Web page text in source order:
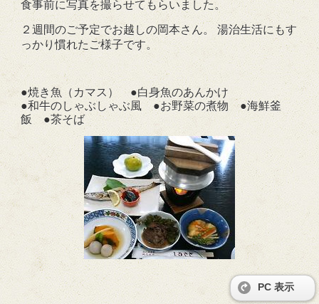
食事前に写真を撮らせてもらいました。
２週間のご予定でお越しの岡本さん。 湯治生活にもす
っかり慣れたご様子です。
●焼き魚（カマス） ●白身魚のあんかけ
●和牛のしゃぶしゃぶ風 ●お野菜の煮物 ●海鮮釜
飯 ●茶そば
PC 表示